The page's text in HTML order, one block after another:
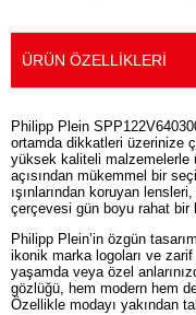
ÜRÜN ÖZELLIKLERI
Philipp Plein
ortamda dikkatleri üzerinize
yüksek kaliteli
açısından mükemmel bir
ışınlarından koruyan
çerçevesi gün boyu rahat bir
Philipp Plein’in özgün
ikonik marka logoları ve
yaşamda veya özel
gözlüğü, hem modern hem
Özellikle modayı yakından